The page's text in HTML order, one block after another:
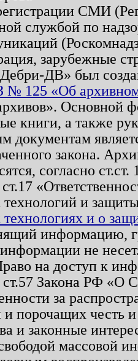
СМИ
службой по
зарубежные
ДВ» был
№ 125 «Об
Основной
книги, а также
документам
закона.
согласно
и
и о
информацию,
не
на доступ к
ст.57 Закона РФ «О
за
и порочащих честь
и законные
массовой